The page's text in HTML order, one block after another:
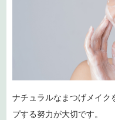
ナチュラルなまつげメイク
プする努力が大切です。